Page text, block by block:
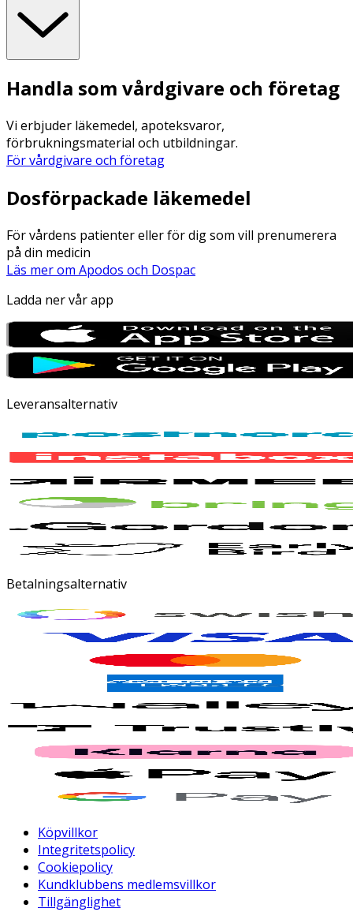
Handla som vårdgivare och företag
Vi erbjuder läkemedel, apoteksvaror,
förbrukningsmaterial och utbildningar.
För vårdgivare och företag
Dosförpackade läkemedel
För vårdens patienter eller för dig som vill prenumerera
på din medicin
Läs mer om Apodos och Dospac
Ladda ner vår app
Leveransalternativ
Betalningsalternativ
Köpvillkor
Integritetspolicy
Cookiepolicy
Kundklubbens medlemsvillkor
Tillgänglighet